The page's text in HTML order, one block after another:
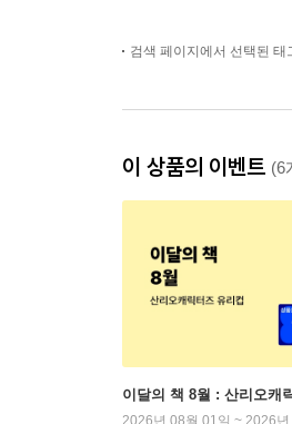
검색 페이지에서 선택된
이 상품의 이벤트 (6
이달의 책 8월 : 산리오캐